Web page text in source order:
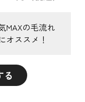
MAXの毛流れ
オススメ！
る